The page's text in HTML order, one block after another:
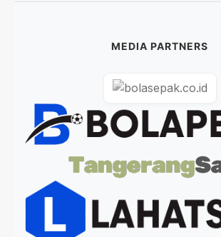
MEDIA PARTNERS